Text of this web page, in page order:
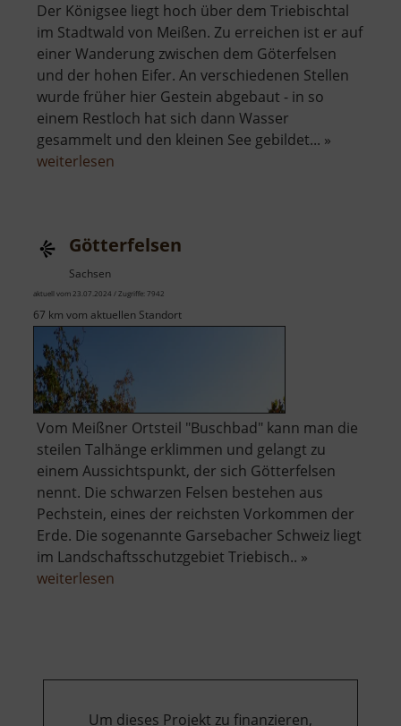
Der Königsee liegt hoch über dem Triebischtal
im Stadtwald von Meißen. Zu erreichen ist er auf
einer Wanderung zwischen dem Göterfelsen
und der hohen Eifer. An verschiedenen Stellen
wurde früher hier Gestein abgebaut - in so
einem Restloch hat sich dann Wasser
gesammelt und den kleinen See gebildet... »
weiterlesen
Götterfelsen
Sachsen
aktuell vom 23.07.2024 / Zugriffe: 7942
67 km vom aktuellen Standort
Vom Meißner Ortsteil "Buschbad" kann man die
steilen Talhänge erklimmen und gelangt zu
einem Aussichtspunkt, der sich Götterfelsen
nennt. Die schwarzen Felsen bestehen aus
Pechstein, eines der reichsten Vorkommen der
Erde. Die sogenannte Garsebacher Schweiz liegt
im Landschaftsschutzgebiet Triebisch.. »
weiterlesen
Um dieses Projekt zu finanzieren,